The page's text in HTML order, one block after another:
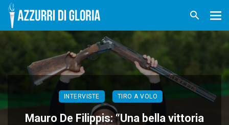
INTERVISTE TIRO A VOLO
Mauro De Filippis: “Una bella vittoria